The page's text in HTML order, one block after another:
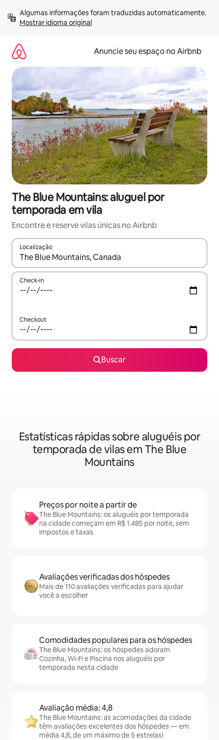
para
Mostrar idioma original
Anuncie seu espaço no Airbnb
The Blue Mountains: aluguel por
temporada em vila
Encontre e reserve vilas únicas no Airbnb
Localização
Quando os resultados estiverem disponíveis, explore-os
Check-in
Checkout
Buscar
Estatísticas rápidas sobre aluguéis por
temporada de vilas em The Blue
Mountains
Preços por noite a partir de
The Blue Mountains: os aluguéis por temporada
na cidade começam em R$ 1.485 por noite, sem
impostos e taxas
Avaliações verificadas dos hóspedes
Mais de 110 avaliações verificadas para ajudar
você a escolher
Comodidades populares para os hóspedes
The Blue Mountains: os hóspedes adoram
Cozinha, Wi-Fi e Piscina nos aluguéis por
temporada nesta cidade
Avaliação média: 4,8
The Blue Mountains: as acomodações da cidade
têm avaliações excelentes dos hóspedes — em
média 4,8, de um máximo de 5 estrelas!